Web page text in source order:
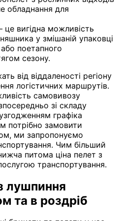
обладнання для
це вигідна можливість
у змішаній упаковці
або поетапного
сезону.
від віддаленості регіону
логістичних маршрутів.
самовивозу
зі складу
графіка
потрібно замовити
ми запропонуємо
Чим більший
питома ціна пелет з
транспортування.
лушпиння
та в роздріб